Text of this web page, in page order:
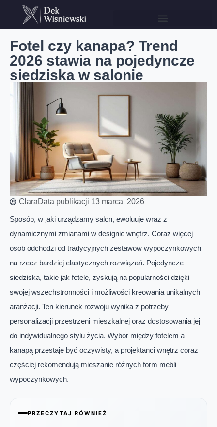
Fotel czy kanapa? Trend
2026 stawia na pojedyncze
siedziska w salonie
ClaraData publikacji 13 marca, 2026
Sposób, w jaki urządzamy salon, ewoluuje wraz z
dynamicznymi zmianami w designie wnętrz. Coraz więcej
osób odchodzi od tradycyjnych zestawów wypoczynkowych
na rzecz bardziej elastycznych rozwiązań. Pojedyncze
siedziska, takie jak fotele, zyskują na popularności dzięki
swojej wszechstronności i możliwości kreowania unikalnych
aranżacji. Ten kierunek rozwoju wynika z potrzeby
personalizacji przestrzeni mieszkalnej oraz dostosowania jej
do indywidualnego stylu życia. Wybór między fotelem a
kanapą przestaje być oczywisty, a projektanci wnętrz coraz
częściej rekomendują mieszanie różnych form mebli
wypoczynkowych.
PRZECZYTAJ RÓWNIEŻ